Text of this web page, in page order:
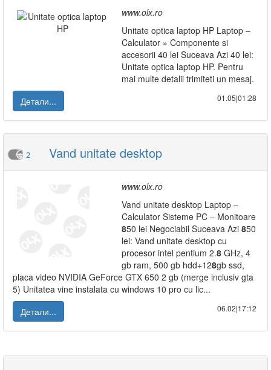
www.olx.ro
Unitate optica laptop HP Laptop –
Calculator » Componente si
accesorii 40 lei Suceava Azi 40 lei:
Unitate optica laptop HP. Pentru
mai multe detalii trimiteti un mesaj.
Детали...
01.05|01:28
2 Vand unitate desktop
www.olx.ro
Vand unitate desktop Laptop –
Calculator Sisteme PC – Monitoare
850 lei Negociabil Suceava Azi 850
lei: Vand unitate desktop cu
procesor intel pentium 2.8 GHz, 4
gb ram, 500 gb hdd+128gb ssd,
placa video NVIDIA GeForce GTX 650 2 gb (merge inclusiv gta
5) Unitatea vine instalata cu windows 10 pro cu lic...
Детали...
06.02|17:12